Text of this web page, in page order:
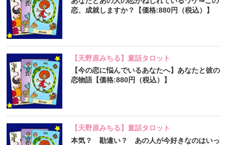
恋、成就しますか？【価格:880円（税込）】
【天野原みちる】童話タロット
【今の恋に悩んでいるあなたへ】あなたと彼の
恋物語【価格:880円（税込）】
【天野原みちる】童話タロット
本気？ 勘違い？ あの人が今好きなのはいっ